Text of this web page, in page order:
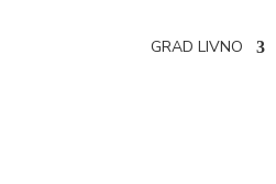
GRAD LIVNO